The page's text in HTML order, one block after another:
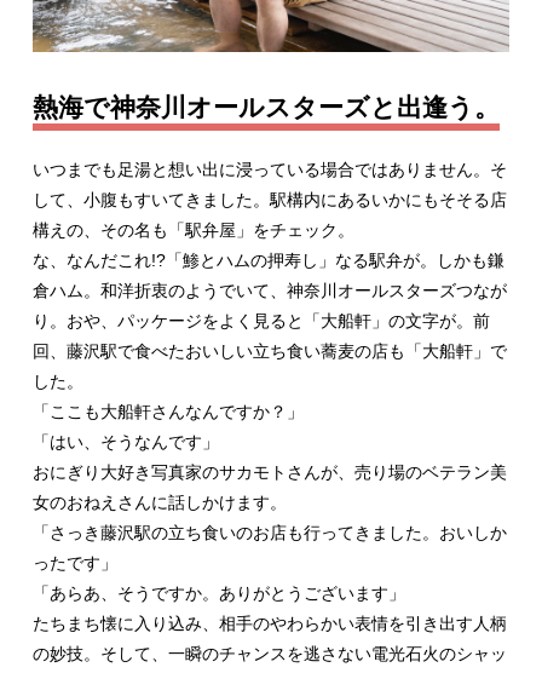
熱海で神奈川オールスターズと出逢う。
いつまでも足湯と想い出に浸っている場合ではありません。そ
して、小腹もすいてきました。駅構内にあるいかにもそそる店
構えの、その名も「駅弁屋」をチェック。
な、なんだこれ!?「鯵とハムの押寿し」なる駅弁が。しかも鎌
倉ハム。和洋折衷のようでいて、神奈川オールスターズつなが
り。おや、パッケージをよく見ると「大船軒」の文字が。前
回、藤沢駅で食べたおいしい立ち食い蕎麦の店も「大船軒」で
した。
「ここも大船軒さんなんですか？」
「はい、そうなんです」
おにぎり大好き写真家のサカモトさんが、売り場のベテラン美
女のおねえさんに話しかけます。
「さっき藤沢駅の立ち食いのお店も行ってきました。おいしか
ったです」
「あらあ、そうですか。ありがとうございます」
たちまち懐に入り込み、相手のやわらかい表情を引き出す人柄
の妙技。そして、一瞬のチャンスを逃さない電光石火のシャッ